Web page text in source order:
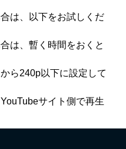
は、以下をお試しくだ
は、暫く時間をおくと
ら240p以下に設定して
サイト側で再生